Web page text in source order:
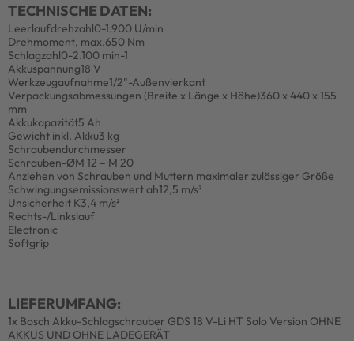
TECHNISCHE DATEN:
Leerlaufdrehzahl0-1.900 U/min
Drehmoment, max.650 Nm
Schlagzahl0-2.100 min-1
Akkuspannung18 V
Werkzeugaufnahme1/2"-Außenvierkant
Verpackungsabmessungen (Breite x Länge x Höhe)360 x 440 x 155
mm
Akkukapazität5 Ah
Gewicht inkl. Akku3 kg
Schraubendurchmesser
Schrauben-ØM 12 – M 20
Anziehen von Schrauben und Muttern maximaler zulässiger Größe
Schwingungsemissionswert ah12,5 m/s²
Unsicherheit K3,4 m/s²
Rechts-/Linkslauf
Electronic
Softgrip
LIEFERUMFANG:
1x Bosch Akku-Schlagschrauber GDS 18 V-Li HT Solo Version OHNE
AKKUS UND OHNE LADEGERÄT